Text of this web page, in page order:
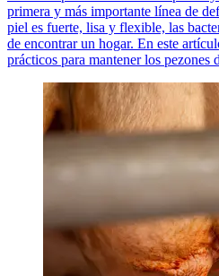
primera y más importante línea de
piel es fuerte, lisa y flexible, las
de encontrar un hogar. En este
prácticos para mantener los pezones